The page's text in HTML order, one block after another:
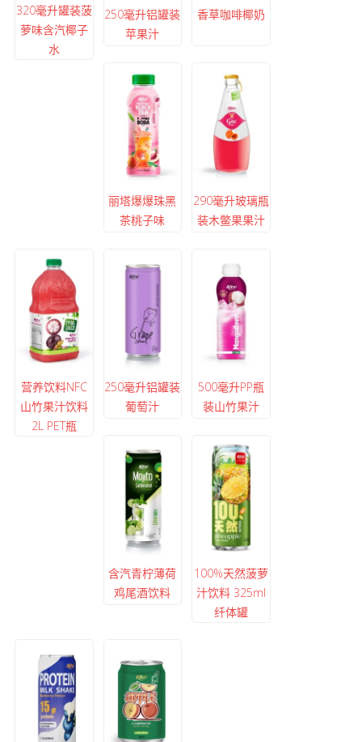
320毫升罐装菠
萝味含汽椰子
水
250毫升铝罐装
苹果汁
香草咖啡椰奶
丽塔爆爆珠黑
茶桃子味
290毫升玻璃瓶
装木鳖果果汁
营养饮料NFC
山竹果汁饮料
2L PET瓶
250毫升铝罐装
葡萄汁
500毫升PP瓶
装山竹果汁
含汽青柠薄荷
鸡尾酒饮料
100%天然菠萝
汁饮料 325ml
纤体罐